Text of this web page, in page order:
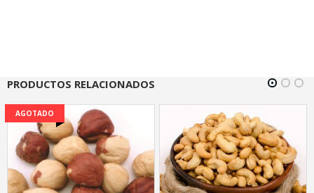
PRODUCTOS RELACIONADOS